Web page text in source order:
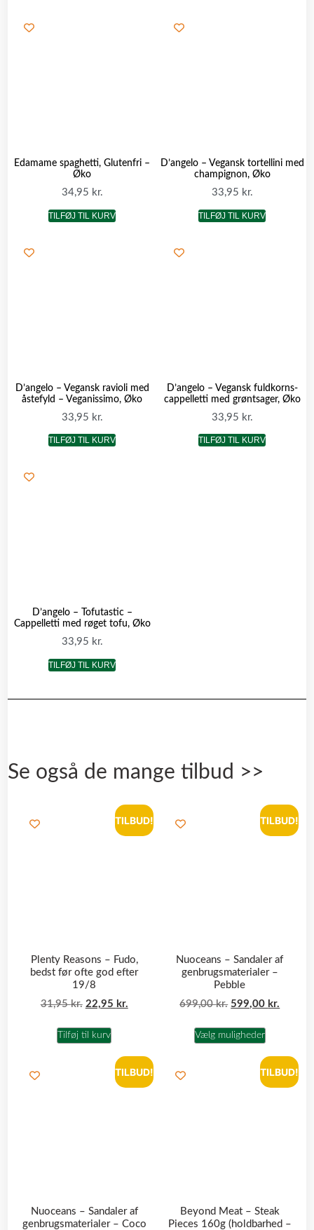
Edamame spaghetti, Glutenfri –
Øko
34,95 kr.
TILFØJ TIL KURV
D’angelo – Vegansk tortellini med
champignon, Øko
33,95 kr.
TILFØJ TIL KURV
D’angelo – Vegansk ravioli med
åstefyld – Veganissimo, Øko
33,95 kr.
TILFØJ TIL KURV
D’angelo – Vegansk fuldkorns-
cappelletti med grøntsager, Øko
33,95 kr.
TILFØJ TIL KURV
D’angelo – Tofutastic –
Cappelletti med røget tofu, Øko
33,95 kr.
TILFØJ TIL KURV
Se også de mange tilbud >>
TILBUD!
Plenty Reasons – Fudo,
bedst før ofte god efter
19/8
31,95kr. 22,95 kr.
Tilføj til kurv
TILBUD!
Nuoceans – Sandaler af
genbrugsmaterialer –
Pebble
699,00kr. 599,00 kr.
Vælg muligheder
TILBUD!
Nuoceans – Sandaler af
genbrugsmaterialer – Coco
TILBUD!
Beyond Meat – Steak
Pieces 160g (holdbarhed –